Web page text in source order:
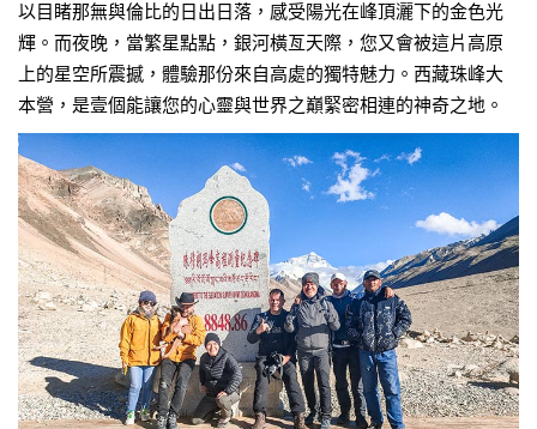
以目睹那無與倫比的日出日落，感受陽光在峰頂灑下的金色光
輝。而夜晚，當繁星點點，銀河橫亙天際，您又會被這片高原
上的星空所震撼，體驗那份來自高處的獨特魅力。西藏珠峰大
本營，是壹個能讓您的心靈與世界之巔緊密相連的神奇之地。